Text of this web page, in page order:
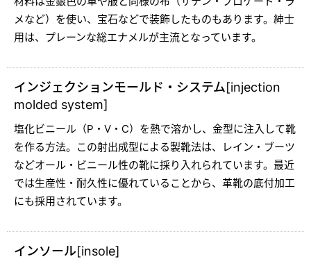
メなど）を使い、宝石などで装飾したものもあります。紳士
用は、プレーンな総エナメルが主流となっています。
インジェクションモールド・システム[injection
molded system]
塩化ビニール（P・V・C）を熱で溶かし、金型に注入して靴
を作る方法。この射出成型による製靴法は、レイン・ブーツ
などオール・ビニール性の靴に採り入れられています。最近
では生産性・耐久性に優れていることから、革靴の底付加工
にも採用されています。
インソール[insole]